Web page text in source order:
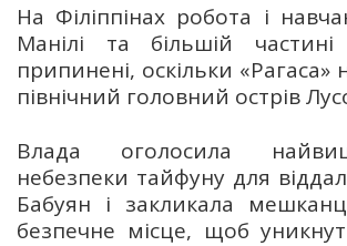
На Філіппінах робота і
Манілі та більшій
припинені, оскільки «Рагаса»
північний головний острів
Влада оголосила
небезпеки тайфуну для
Бабуян і закликала
безпечне місце, щоб